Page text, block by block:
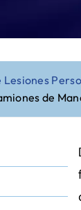
Lesiones
de